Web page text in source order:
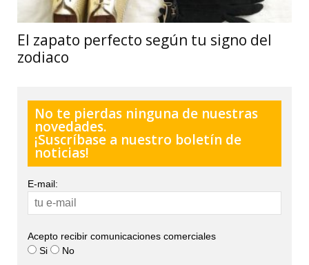
El zapato perfecto según tu signo del
zodiaco
No te pierdas ninguna de nuestras
novedades.
¡Suscríbase a nuestro boletín de
noticias!
E-mail:
Acepto recibir comunicaciones comerciales
Si
No